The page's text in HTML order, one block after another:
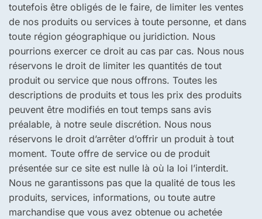
toutefois être obligés de le faire, de limiter les ventes
de nos produits ou services à toute personne, et dans
toute région géographique ou juridiction. Nous
pourrions exercer ce droit au cas par cas. Nous nous
réservons le droit de limiter les quantités de tout
produit ou service que nous offrons. Toutes les
descriptions de produits et tous les prix des produits
peuvent être modifiés en tout temps sans avis
préalable, à notre seule discrétion. Nous nous
réservons le droit d’arrêter d’offrir un produit à tout
moment. Toute offre de service ou de produit
présentée sur ce site est nulle là où la loi l’interdit.
Nous ne garantissons pas que la qualité de tous les
produits, services, informations, ou toute autre
marchandise que vous avez obtenue ou achetée